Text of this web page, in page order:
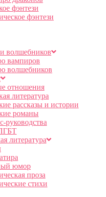
фэнтези
фэнтези
волшебников
вампиров
волшебников
отношения
литература
рассказы и истории
романы
руководства
литература
юмор
проза
стихи